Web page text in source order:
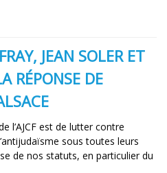
JEAN SOLER ET
RÉPONSE DE
l’AJCF est de lutter contre
sous toutes leurs
de nos statuts, en particulier du